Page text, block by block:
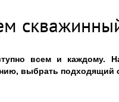
всем и каждому.
выбрать подходящий